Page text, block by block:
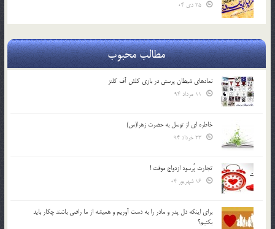
مطالب محبوب
نمادهای شیطان پرستی در بازی کلش آف کلنز
خاطره ای از توسل به حضرت زهرا(س)
تجارت پُرسود ازدواج موقت !
براي اينكه دل پدر و مادر را به دست آوريم و هميشه از ما راضي باشند چكار بايد
بكنيم؟